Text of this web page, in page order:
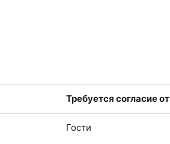
Требуется согласие от
Гости